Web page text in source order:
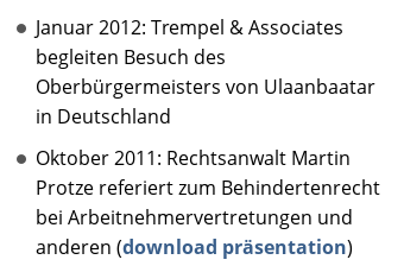
Januar 2012: Trempel & Associates
begleiten Besuch des
Oberbürgermeisters von Ulaanbaatar
in Deutschland
Oktober 2011: Rechtsanwalt Martin
Protze referiert zum Behindertenrecht
bei Arbeitnehmervertretungen und
anderen (download präsentation)